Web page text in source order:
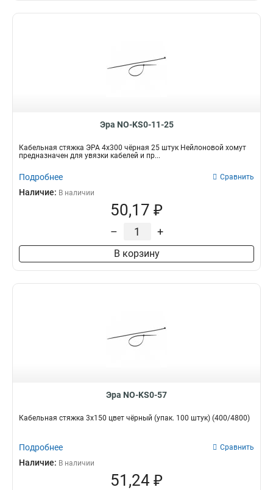
Эра NO-KS0-11-25
Кабельная стяжка ЭРА 4x300 чёрная 25 штук Нейлоновой хомут
предназначен для увязки кабелей и пр...
Подробнее Сравнить
Наличие: В наличии
50,17 ₽
– +
В корзину
Эра NO-KS0-57
Кабельная стяжка 3х150 цвет чёрный (упак. 100 штук) (400/4800)
Подробнее Сравнить
Наличие: В наличии
51,24 ₽